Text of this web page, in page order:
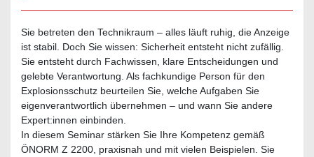
Sie betreten den Technikraum – alles läuft ruhig, die Anzeige
ist stabil. Doch Sie wissen: Sicherheit entsteht nicht zufällig.
Sie entsteht durch Fachwissen, klare Entscheidungen und
gelebte Verantwortung. Als fachkundige Person für den
Explosionsschutz beurteilen Sie, welche Aufgaben Sie
eigenverantwortlich übernehmen – und wann Sie andere
Expert:innen einbinden.
In diesem Seminar stärken Sie Ihre Kompetenz gemäß
ÖNORM Z 2200, praxisnah und mit vielen Beispielen. Sie